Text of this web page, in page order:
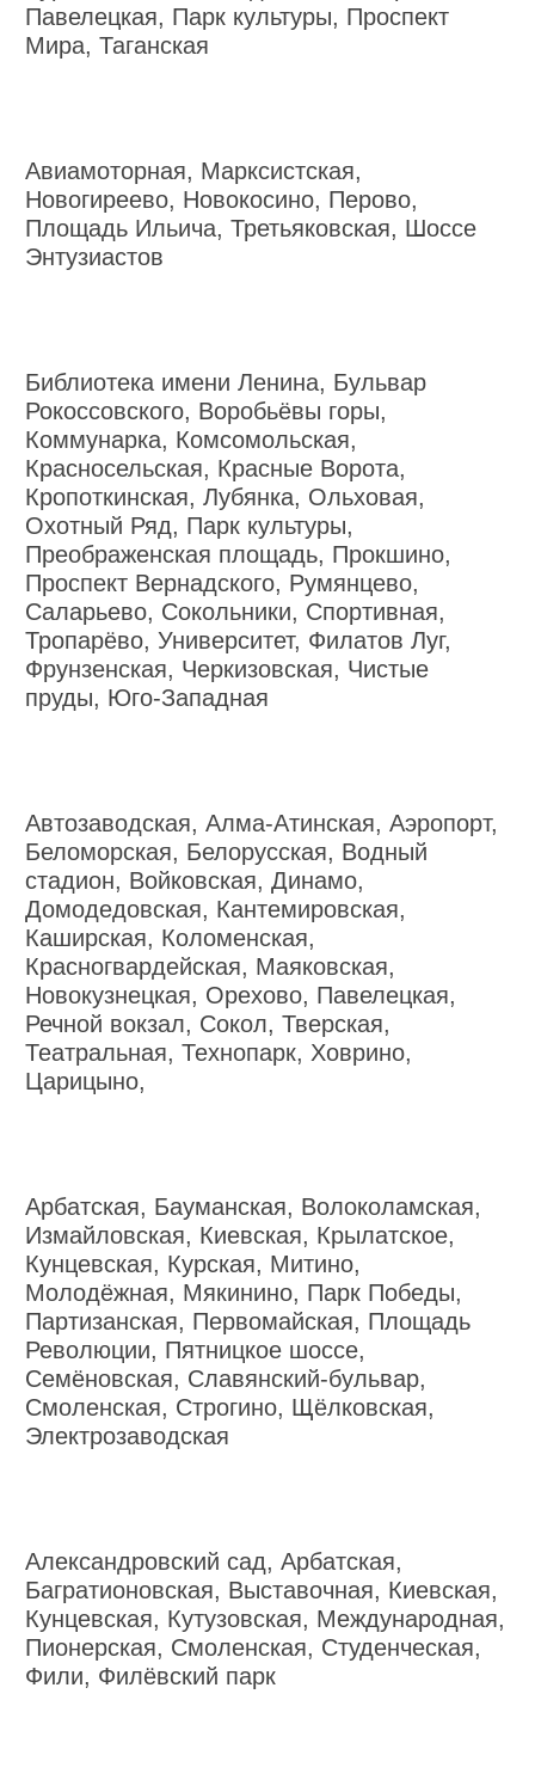
Павелецкая, Парк культуры, Проспект
Мира, Таганская
Авиамоторная, Марксистская,
Новогиреево, Новокосино, Перово,
Площадь Ильича, Третьяковская, Шоссе
Энтузиастов
Библиотека имени Ленина, Бульвар
Рокоссовского, Воробьёвы горы,
Коммунарка, Комсомольская,
Красносельская, Красные Ворота,
Кропоткинская, Лубянка, Ольховая,
Охотный Ряд, Парк культуры,
Преображенская площадь, Прокшино,
Проспект Вернадского, Румянцево,
Саларьево, Сокольники, Спортивная,
Тропарёво, Университет, Филатов Луг,
Фрунзенская, Черкизовская, Чистые
пруды, Юго-Западная
Автозаводская, Алма-Атинская, Аэропорт,
Беломорская, Белорусская, Водный
стадион, Войковская, Динамо,
Домодедовская, Кантемировская,
Каширская, Коломенская,
Красногвардейская, Маяковская,
Новокузнецкая, Орехово, Павелецкая,
Речной вокзал, Сокол, Тверская,
Театральная, Технопарк, Ховрино,
Царицыно,
Арбатская, Бауманская, Волоколамская,
Измайловская, Киевская, Крылатское,
Кунцевская, Курская, Митино,
Молодёжная, Мякинино, Парк Победы,
Партизанская, Первомайская, Площадь
Революции, Пятницкое шоссе,
Семёновская, Славянский-бульвар,
Смоленская, Строгино, Щёлковская,
Электрозаводская
Александровский сад, Арбатская,
Багратионовская, Выставочная, Киевская,
Кунцевская, Кутузовская, Международная,
Пионерская, Смоленская, Студенческая,
Фили, Филёвский парк